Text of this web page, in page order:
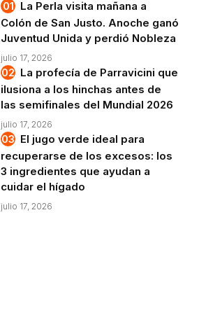
La Perla visita mañana a
Colón de San Justo. Anoche ganó
Juventud Unida y perdió Nobleza
julio 17, 2026
La profecía de Parravicini que
ilusiona a los hinchas antes de
las semifinales del Mundial 2026
julio 17, 2026
El jugo verde ideal para
recuperarse de los excesos: los
3 ingredientes que ayudan a
cuidar el hígado
julio 17, 2026